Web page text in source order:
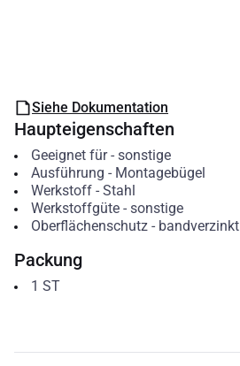
Siehe Dokumentation
Haupteigenschaften
Geeignet für- sonstige
Ausführung - Montagebügel
Werkstoff- Stahl
Werkstoffgüte- sonstige
Oberflächenschutz- bandverzinkt
Packung
1 ST